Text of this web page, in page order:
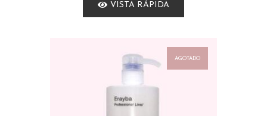
VISTA RÁPIDA
AGOTADO